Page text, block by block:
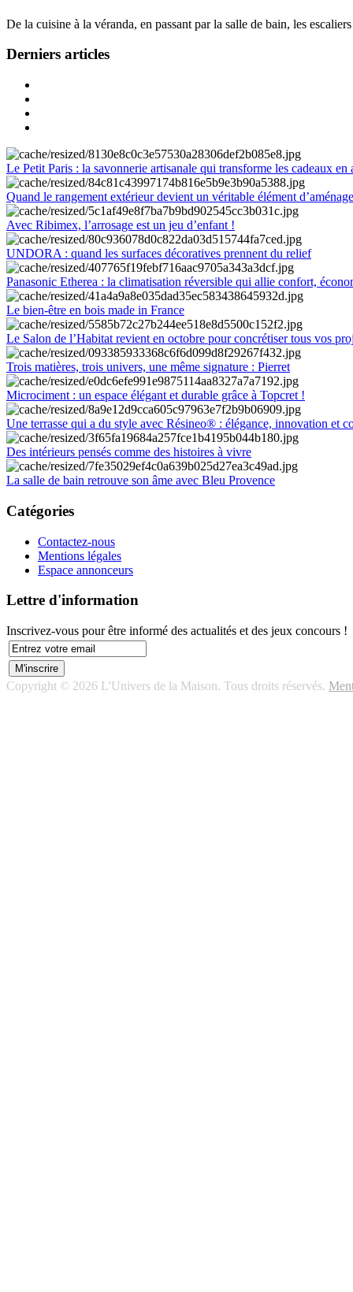
De la cuisine à la véranda, en passant par la salle de bain, les
Derniers articles
Le Petit Paris : la savonnerie artisanale qui transforme les cadeaux en
Quand le rangement extérieur devient un véritable élément
Avec Ribimex, l’arrosage est un jeu d’enfant !
UNDORA : quand les surfaces décoratives prennent du relief
Panasonic Etherea : la climatisation réversible qui allie confort,
Le bien-être en bois made in France
Le Salon de l’Habitat revient en octobre pour concrétiser tous vos
Trois matières, trois univers, une même signature : Pierret
Microciment : un espace élégant et durable grâce à Topcret !
Une terrasse qui a du style avec Résineo® : élégance, innovation et
Des intérieurs pensés comme des histoires à vivre
La salle de bain retrouve son âme avec Bleu Provence
Catégories
Contactez-nous
Mentions légales
Espace annonceurs
Lettre d'information
Inscrivez-vous pour être informé des actualités et des jeux concours !
Copyright © 2026 L'Univers de la Maison. Tous droits réservés.